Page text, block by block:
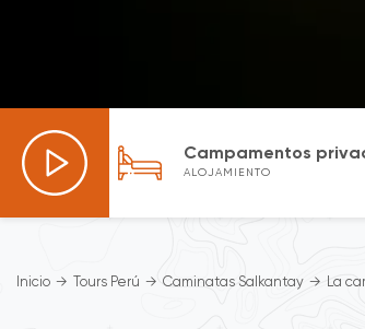
Campamentos
ALOJAMIENTO
Inicio Tours Perú Caminatas Salkantay La